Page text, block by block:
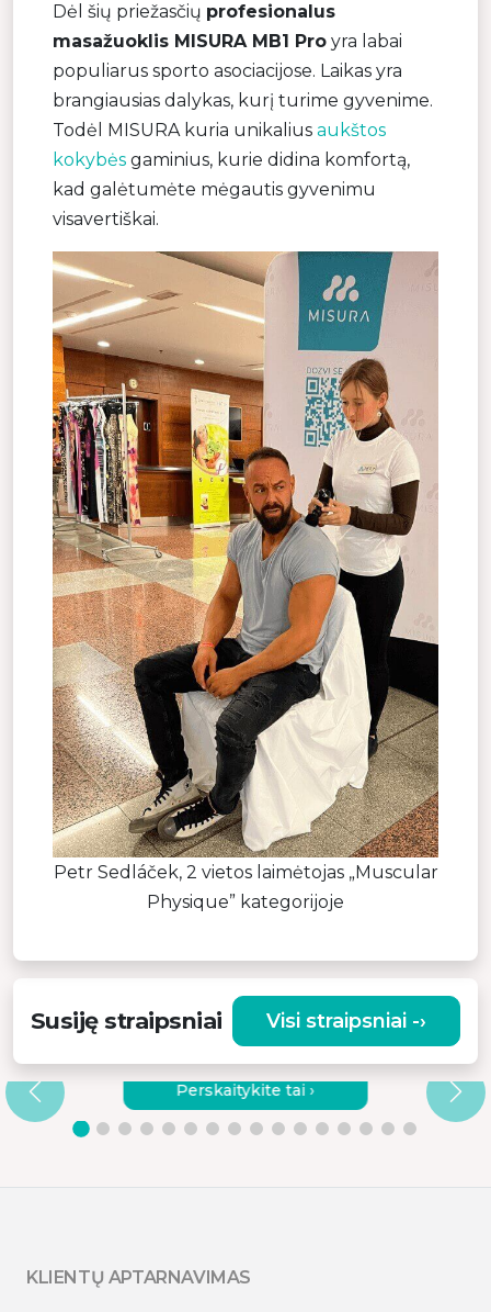
Dėl šių priežasčių profesionalus
masažuoklis MISURA MB1 Pro yra labai
populiarus sporto asociacijose. Laikas yra
brangiausias dalykas, kurį turime gyvenime.
Todėl MISURA kuria unikalius aukštos
kokybės gaminius, kurie didina komfortą,
kad galėtumėte mėgautis gyvenimu
visavertiškai.
Petr Sedláček, 2 vietos laimėtojas „Muscular
Physique” kategorijoje
Susiję straipsniai Visi straipsniai -›
KODĖL VERTA RINKTIS KOKYBIŠKĄ
VIBRACINĮ MASAŽUOKLĮ?
Perskaitykite tai ›
KLIENTŲ APTARNAVIMAS